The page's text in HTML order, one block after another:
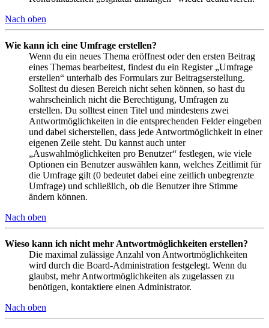
Nach oben
Wie kann ich eine Umfrage erstellen?
Wenn du ein neues Thema eröffnest oder den ersten Beitrag
eines Themas bearbeitest, findest du ein Register „Umfrage
erstellen“ unterhalb des Formulars zur Beitragserstellung.
Solltest du diesen Bereich nicht sehen können, so hast du
wahrscheinlich nicht die Berechtigung, Umfragen zu
erstellen. Du solltest einen Titel und mindestens zwei
Antwortmöglichkeiten in die entsprechenden Felder eingeben
und dabei sicherstellen, dass jede Antwortmöglichkeit in einer
eigenen Zeile steht. Du kannst auch unter
„Auswahlmöglichkeiten pro Benutzer“ festlegen, wie viele
Optionen ein Benutzer auswählen kann, welches Zeitlimit für
die Umfrage gilt (0 bedeutet dabei eine zeitlich unbegrenzte
Umfrage) und schließlich, ob die Benutzer ihre Stimme
ändern können.
Nach oben
Wieso kann ich nicht mehr Antwortmöglichkeiten erstellen?
Die maximal zulässige Anzahl von Antwortmöglichkeiten
wird durch die Board-Administration festgelegt. Wenn du
glaubst, mehr Antwortmöglichkeiten als zugelassen zu
benötigen, kontaktiere einen Administrator.
Nach oben